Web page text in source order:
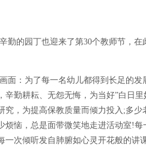
的园丁也迎来了第30个教师节，在
面：为了每一名幼儿都得到长足的发
辛勤耕耘、无怨无悔，为当好”白日
究，为提高保教质量而倾力投入;多
烦恼，总是面带微笑地走进活动室!
一次倾听发自肺腑如心灵开花般的讲